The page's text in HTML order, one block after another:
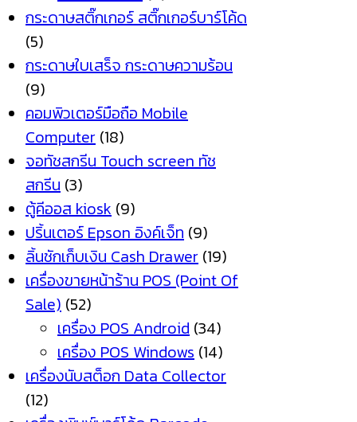
กระดาษสติ๊กเกอร์ สติ๊กเกอร์บาร์โค้ด
(5)
กระดาษใบเสร็จ กระดาษความร้อน
(9)
คอมพิวเตอร์มือถือ Mobile
Computer (18)
จอทัชสกรีน Touch screen ทัช
สกรีน (3)
ตู้คีออส kiosk (9)
ปริ้นเตอร์ Epson อิงค์เจ็ท (9)
ลิ้นชักเก็บเงิน Cash Drawer (19)
เครื่องขายหน้าร้าน POS (Point Of
Sale) (52)
เครื่อง POS Android (34)
เครื่อง POS Windows (14)
เครื่องนับสต็อก Data Collector
(12)